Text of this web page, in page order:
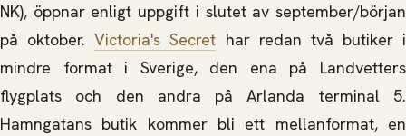
NK), öppnar enligt uppgift i slutet av september/början
på oktober.Victoria's Secret har redan två butiker i
mindre format i Sverige, den ena på Landvetters
flygplats och den andra på Arlanda terminal 5.
Hamngatans butik kommer bli ett mellanformat, en